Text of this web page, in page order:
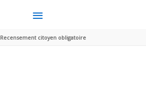
MENU
PRINCIPAL
Recensement citoyen obligatoire